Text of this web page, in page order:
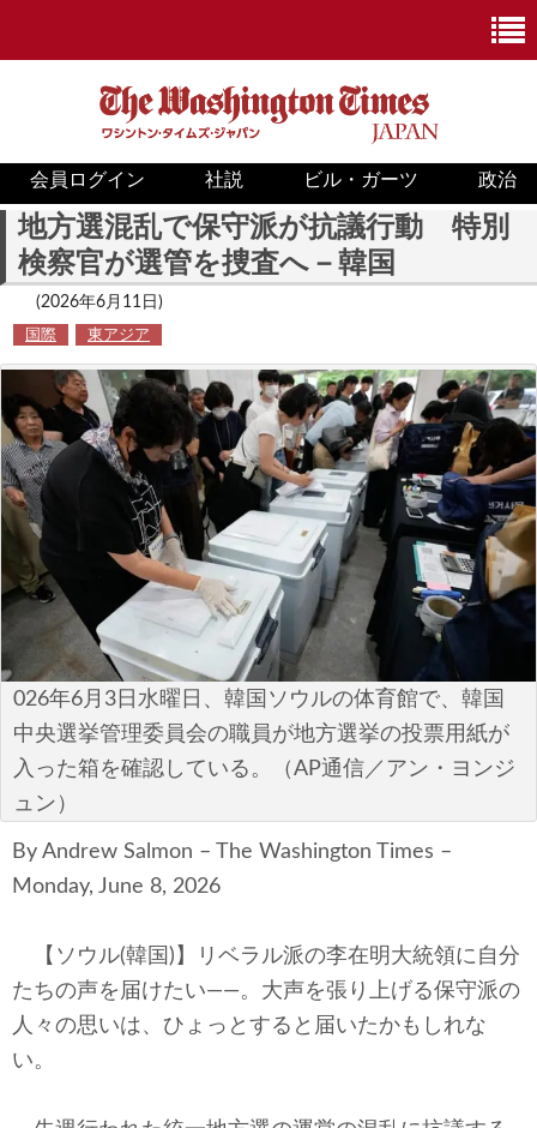
ニュース
政治
ホワイトハウス
COVID-19
米国内
国際
安全保障
ビジネス・経済
カルチャー
ポリシー
エネルギー・環境
航空宇宙・防衛
国境・移民政策
会員ログイン 社説 ビル・ガーツ 政治
地方選混乱で保守派が抗議行動 特別
検察官が選管を捜査へ－韓国
(2026年6月11日)
国際 東アジア
026年6月3日水曜日、韓国ソウルの体育館で、韓国
中央選挙管理委員会の職員が地方選挙の投票用紙が
入った箱を確認している。（AP通信／アン・ヨンジ
ュン）
By Andrew Salmon – The Washington Times –
Monday, June 8, 2026
【ソウル(韓国)】リベラル派の李在明大統領に自分
たちの声を届けたい――。大声を張り上げる保守派の
人々の思いは、ひょっとすると届いたかもしれな
い。